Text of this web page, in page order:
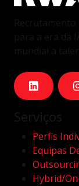
Perfis
Equipas
Hybrid/